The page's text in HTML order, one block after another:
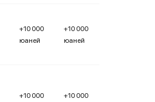
+10 000
юаней
+10 000
юаней
+10 000
+10 000